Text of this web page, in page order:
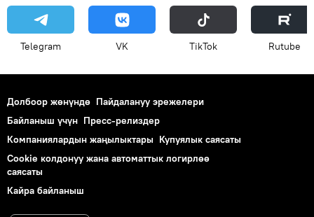
Telegram VK ТikТоk Rutube
Долбоор жөнүндө Пайдалануу эрежелери
Байланыш үчүн Пресс-релиздер
Компаниялардын жаңылыктары Купуялык саясаты
Cookie колдонуу жана автоматтык логирлөө
саясаты
Кайра байланыш